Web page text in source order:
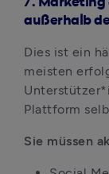
außerhalb
Dies ist ein
meisten
Plattform
Sie müssen